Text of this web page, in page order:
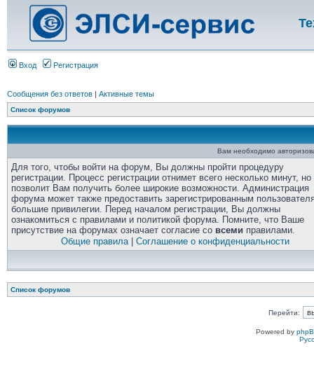
Вход Регистрация
Сообщения без ответов | Активные темы
Список форумов
Вам необходимо
Для того, чтобы войти на форум, Вы должны пройти процедуру
регистрации. Процесс регистрации отнимет всего несколько минут, но
позволит Вам получить более широкие возможности. Администрация
форума может также предоставить зарегистрированным
большие привилегии. Перед началом регистрации, Вы должны
ознакомиться с правилами и политикой форума. Помните, что Ваше
присутствие на форумах означает согласие со всеми правилами.
Общие правила| Соглашение о конфиденциальности
Список форумов
Перейти:
Powered by